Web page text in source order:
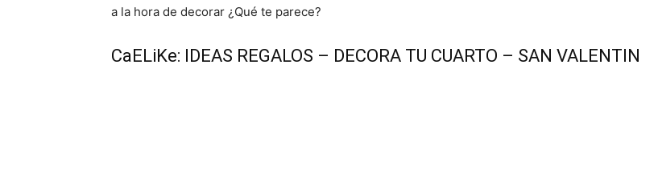
a la hora de decorar ¿Qué te parece?
CaELiKe: IDEAS REGALOS – DECORA TU CUARTO – SAN VALENTIN